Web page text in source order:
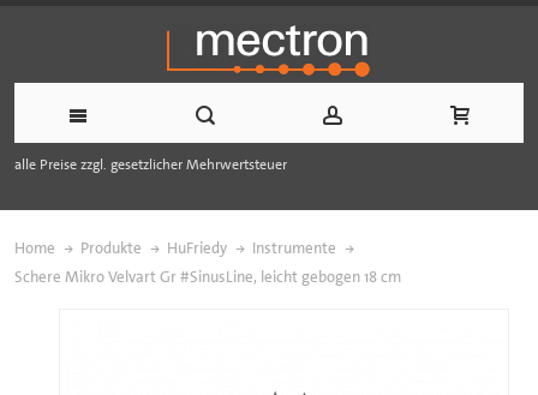
alle Preise zzgl. gesetzlicher Mehrwertsteuer
Home Produkte HuFriedy
Instrumente
Schere Mikro Velvart Gr #SinusLine, leicht gebogen 18 cm